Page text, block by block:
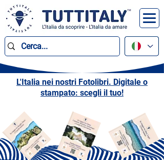
L'Italia nei nostri Fotolibri. Digitale o
stampato: scegli il tuo!